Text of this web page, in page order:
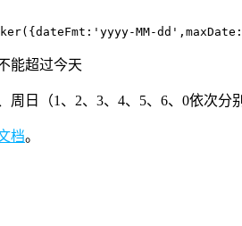
MM-
能超过今天
周日（1、2、3、4、5、6、0依次分
档。